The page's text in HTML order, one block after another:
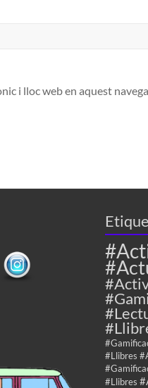
i lloc web en aquest
#Llibres
#Llibres